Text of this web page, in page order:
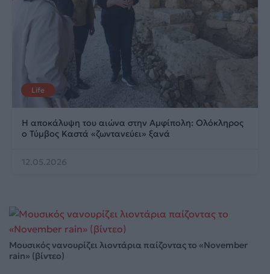
Life
Η αποκάλυψη του αιώνα στην Αμφίπολη: Ολόκληρος
ο Τύμβος Καστά «ζωντανεύει» ξανά
12.05.2026
Μουσικός νανουρίζει λιοντάρια παίζοντας το «November
rain» (βίντεο)